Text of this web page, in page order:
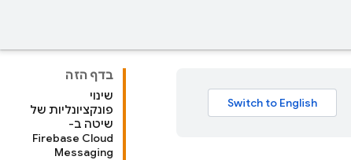
בדף הזה
שינוי
פונקציונליות של
שיטה ב-
Firebase Cloud
Messaging